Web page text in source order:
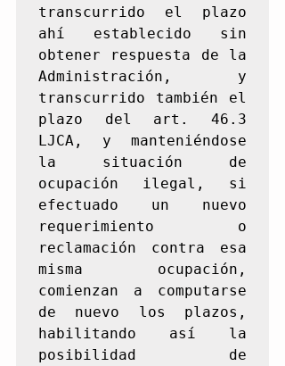
transcurrido el plazo
ahí establecido sin
obtener respuesta de la
Administración, y
transcurrido también el
plazo del art. 46.3
LJCA, y manteniéndose
la situación de
ocupación ilegal, si
efectuado un nuevo
requerimiento o
reclamación contra esa
misma ocupación,
comienzan a computarse
de nuevo los plazos,
habilitando así la
posibilidad de